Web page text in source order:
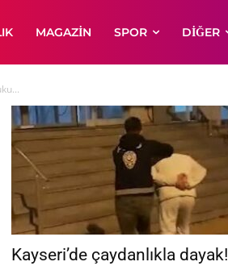
MAGAZIN SPOR DIĞER
Kayseri’de çaydanlıkla dayak!